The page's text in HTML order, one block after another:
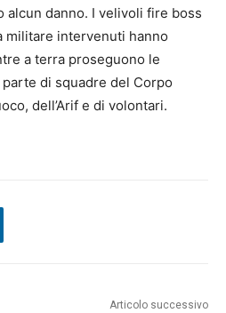
alcun danno. I velivoli fire boss
militare intervenuti hanno
a terra proseguono le
di squadre del Corpo
dell’Arif e di volontari.
Articolo successivo